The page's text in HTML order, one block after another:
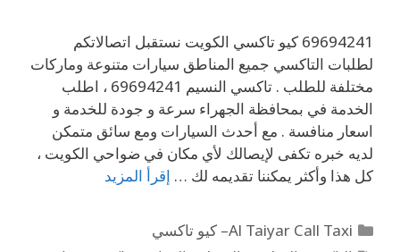
69694241 كيو تاكسي الكويت نستقبل اتصالاتكم
لطلبات التاكسي جميع المناطق سيارات متنوعة وماركات
مختلفة للطلب . تاكسي النسيم 69694241 ، اطلب
الخدمة في بمحافظة الجهراء سرعة و جودة للخدمة و
اسعار منافسة . مع أحدث السيارات ومع سائق متمكن
لديه خبره تكفى لإيصالك لأي مكان في ضواحي الكويت ،
كل هذا وأكثر يمكننا تقديمه لك … إقرأ المزيد
Al Taiyar Call Taxi– كيو تاكسي